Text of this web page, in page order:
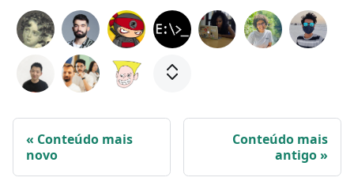
Conteúdo mais
novo
Conteúdo mais
antigo